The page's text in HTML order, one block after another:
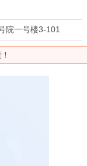
院一号楼3-101